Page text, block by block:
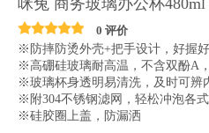
咪兔 商务玻璃办公杯480ml
0 评价
※防摔防烫外壳+把手设计，好握
※高硼硅玻璃耐高温，不含双酚A
※玻璃杯身透明易清洗，及时可辨
※附304不锈钢滤网，轻松冲泡各
※硅胶圈上盖，防漏洒